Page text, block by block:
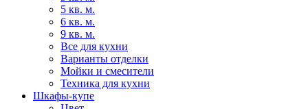
5 кв. м.
6 кв. м.
9 кв. м.
Все для кухни
Варианты отделки
Мойки и смесители
Техника для кухни
Шкафы-купе